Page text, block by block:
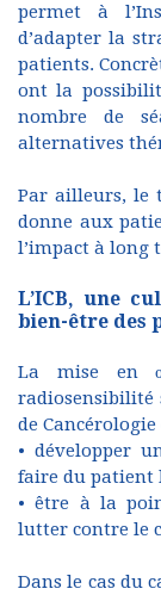
permet à
d’adapter la
patients.
ont la
nombre de
alternatives
Par ailleurs, le
donne aux
l’impact à long
L’ICB, une
bien-être des
La mise en
radiosensibilité
de
• développer
faire du patient
• être à la
lutter contre le
Dans le cas du